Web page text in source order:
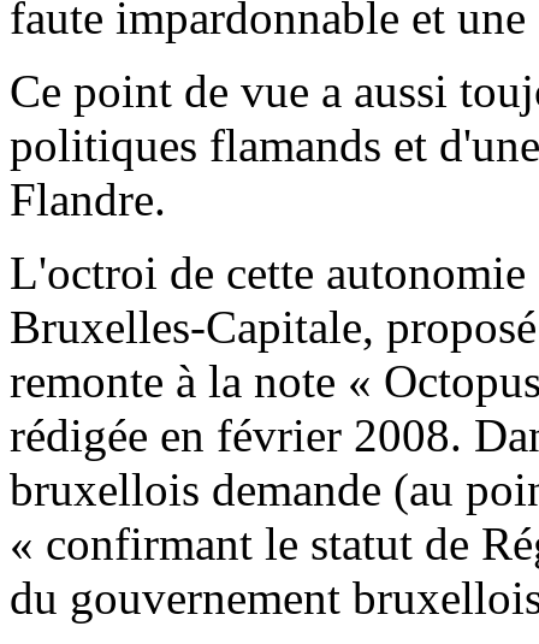
faute impardonnable et
Ce point de vue a aussi
politiques flamands et
Flandre.
L'octroi de cette
Bruxelles-Capitale,
remonte à la note «
rédigée en février 2008.
bruxellois demande (au
« confirmant le statut de
du gouvernement